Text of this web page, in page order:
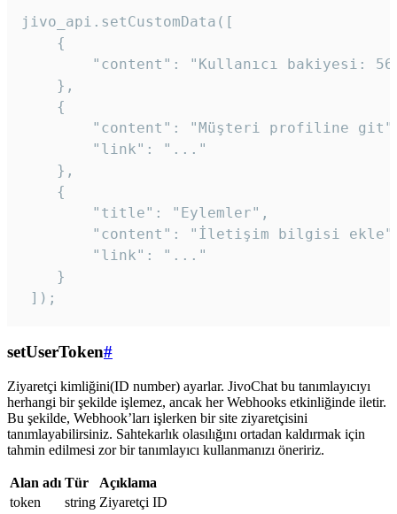
jivo_api.setCustomData([
    {
"content": "Kullanıcı bakiyesi:
    },
    {
"content": "Müşteri profiline
        "link": "..."
    },
    {
        "title": "Eylemler",
"content": "İletişim bilgisi
        "link": "..."
    }
]);
setUserToken#
Ziyaretçi kimliğini(ID number) ayarlar. JivoChat bu tanımlayıcıyı
herhangi bir şekilde işlemez, ancak her Webhooks etkinliğinde iletir.
Bu şekilde, Webhook’ları işlerken bir site ziyaretçisini
tanımlayabilirsiniz. Sahtekarlık olasılığını ortadan kaldırmak için
tahmin edilmesi zor bir tanımlayıcı kullanmanızı öneririz.
Alan adı Tür
Açıklama
token
string Ziyaretçi ID